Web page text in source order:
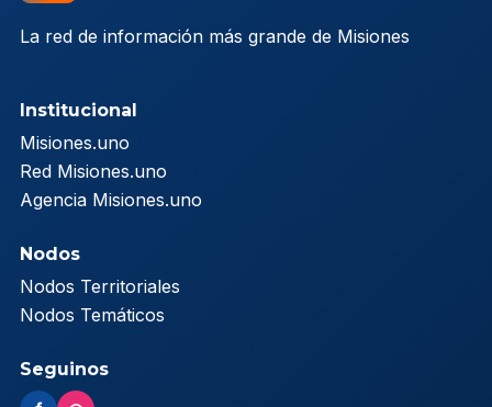
La red de información más grande de Misiones
Institucional
Misiones.uno
Red Misiones.uno
Agencia Misiones.uno
Nodos
Nodos Territoriales
Nodos Temáticos
Seguinos